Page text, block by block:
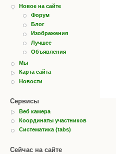
Новое на сайте
Форум
Блог
Изображения
Лучшее
Объявления
Мы
Карта сайта
Новости
Сервисы
Веб камера
Координаты участников
Систематика (tabs)
Сейчас на сайте